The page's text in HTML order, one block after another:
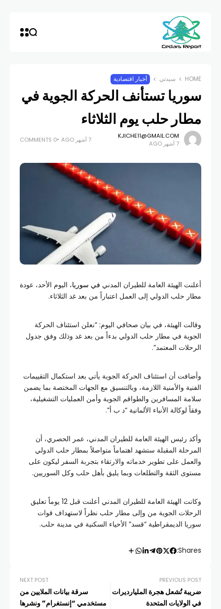
HOME سيدتي أخبار اقتصادية
سوريا تستأنف الحركة الجوية في
مطار حلب يوم الثلاثاء
KJICHE11@GMAIL.COM
7 أشهر AGO
7 أشهر AGO 0 COMMENTS
أعلنت الهيئة العامة للطيران المدني في سوريا، اليوم الأحد، عودة
مطار حلب الدولي إلى العمل اعتباراً من بعد غد الثلاثاء.
وقالت الهيئة، في بيان صحافي اليوم: “نعلن استئناف الحركة
الجوية في مطار حلب الدولي بدءاً من بعد غد وذلك وفق جدول
الرحلات المعتمد”.
وأضافت أن استئناف الحركة الجوية يأتي بعد استكمال التقييمات
الفنية والأمنية اللازمة، وبالتنسيق مع الجهات المختصة بما يضمن
سلامة المسافرين والطواقم الجوية وأمن العمليات التشغيلية،
وفقاً لوكالة الأنباء الألمانية “د ب أ”.
وأكد رئيس الهيئة العامة للطيران المدني، عمر الحصري، أن
المرحلة المقبلة ستشهد اهتماماً متواصلاً بمطار حلب الدولي
والعمل على تطوير خدماته والارتقاء بتجربة السفر ليكون على
مستوى الثقة والتطلعات وبما يليق بأهل حلب وكل السوريين.
وكانت الهيئة العامة للطيران المدني أعلنت قبل 12 يوماً تعليق
الرحلات الجوية من وإلى مطار حلب نظراً لاستهداف قوات
سوريا الديمقراطية “قسد” الأحياء السكنية في مدينة حلب.
Shares:
PREVIOUS POST
ضريبة تُشعل هجرة المليارديرات
في الولايات المتحدة
NEXT POST
سرقة بيانات الملايين من
مستخدمي “إنستغرام” ونشرها